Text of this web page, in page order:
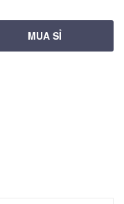
MUA SỈ